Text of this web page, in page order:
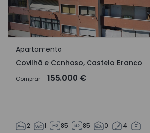
Covilhã e Canhoso, Castelo Branco
Apartamento
Covilhã e Canhoso, Castelo Branco
Comprar 155.000 €
2 1 85 85 0 4